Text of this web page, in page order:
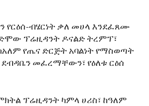
GOVERNANCE
የርዕሰ-ብሄርነት ቃለ መሀላ እንደፈጸሙ
ፕሬዚዳንት ዶናልድ ትረምፕ፣
የጤና ድርጅት አባልነት የማስወጣት
መፈረማቸውን፣ የዕለቱ ርዕሰ
ፕሬዚዳንት ካምላ ሀሪስ፣ ከዓለም